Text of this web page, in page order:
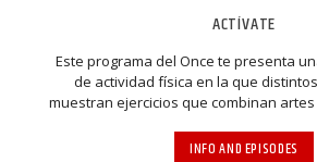
ACTÍVATE
Este programa del Once te presenta
de actividad física en la que
muestran ejercicios que combinan
¡Actívate y mejora tu
INFO AND EPISODES